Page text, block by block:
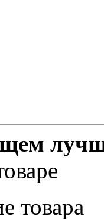
товара